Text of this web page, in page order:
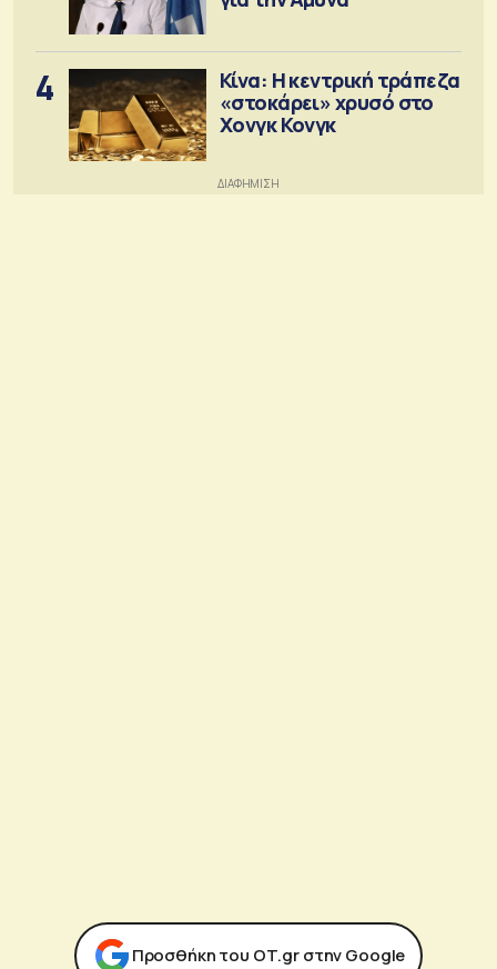
4
Κίνα: Η κεντρική τράπεζα
«στοκάρει» χρυσό στο
Χονγκ Κονγκ
Προσθήκη του ΟΤ.gr στην Google